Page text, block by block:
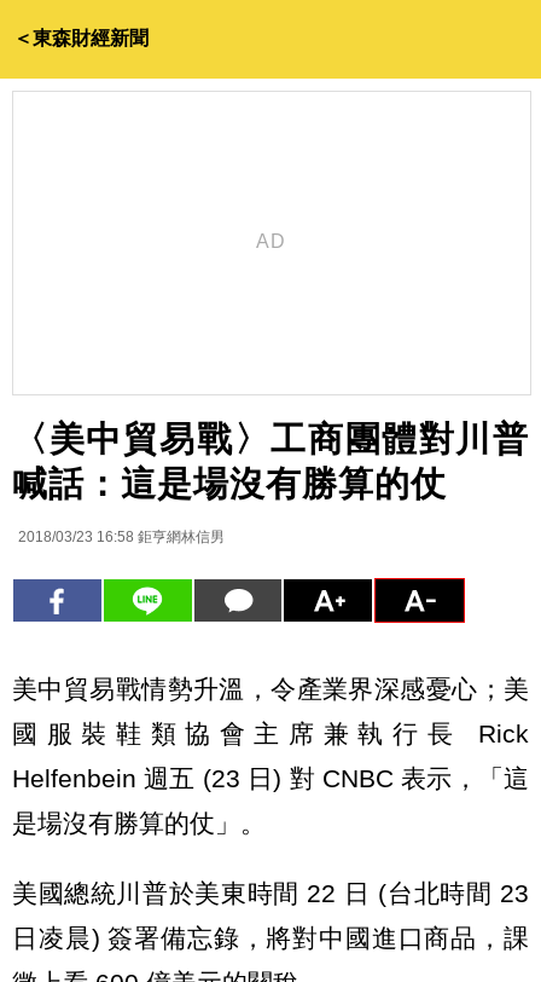
＜東森財經新聞
〈美中貿易戰〉工商團體對川普
喊話：這是場沒有勝算的仗
2018/03/23 16:58 鉅亨網林信男
美中貿易戰情勢升溫，令產業界深感憂心；美
國服裝鞋類協會主席兼執行長 Rick
Helfenbein 週五 (23 日) 對 CNBC 表示，「這
是場沒有勝算的仗」。
美國總統川普於美東時間 22 日 (台北時間 23
日凌晨) 簽署備忘錄，將對中國進口商品，課